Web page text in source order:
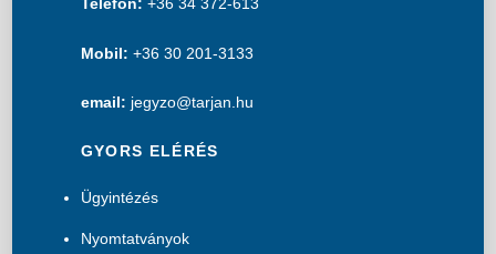
Mobil: +36 30 201-3133
email: jegyzo@tarjan.hu
GYORS ELÉRÉS
Ügyintézés
Nyomtatványok